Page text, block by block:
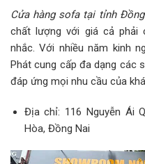
Cửa hàng sofa tại tỉnh
chất lượng với giá cả phải
nhắc. Với nhiều năm kinh
Phát cung cấp đa dạng các
đáp ứng mọi nhu cầu của
Địa chỉ: 116 Nguyễn Ái
Hòa, Đồng Nai